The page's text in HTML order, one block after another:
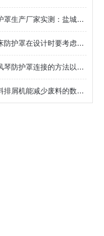
钢板防护罩生产厂家实测：盐城奔兴的钢板防护罩参数对比让你一眼看懂
风琴机床防护罩在设计时要考虑哪些因素？
切割机风琴防护罩连接的方法以及对连接部位有什么要求？
冲压废料排屑机能减少废料的数量，从而降低成本